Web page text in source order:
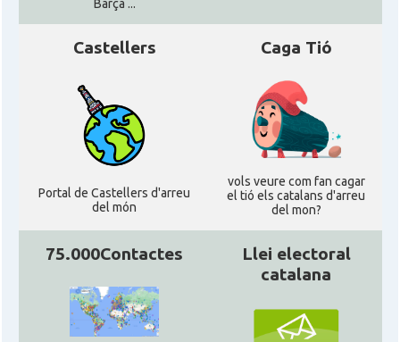
Barça ...
Castellers
Portal de Castellers d'arreu
del món
Caga Tió
vols veure com fan cagar
el tió els catalans d'arreu
del mon?
75.000Contactes
Llei electoral
catalana